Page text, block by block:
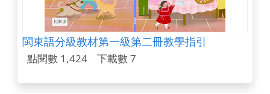
閩東語分級教材第一級第二冊教學指引
點閱數 1,424 下載數 7